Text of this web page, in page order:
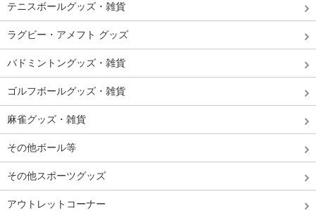
テニスボールグッズ・雑貨
ラグビー・アメフト グッズ
バドミントングッズ・雑貨
ゴルフボールグッズ・雑貨
麻雀グッズ・雑貨
その他ボール等
その他スポーツグッズ
アウトレットコーナー